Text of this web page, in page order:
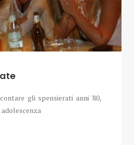
gli spensierati anni '80,